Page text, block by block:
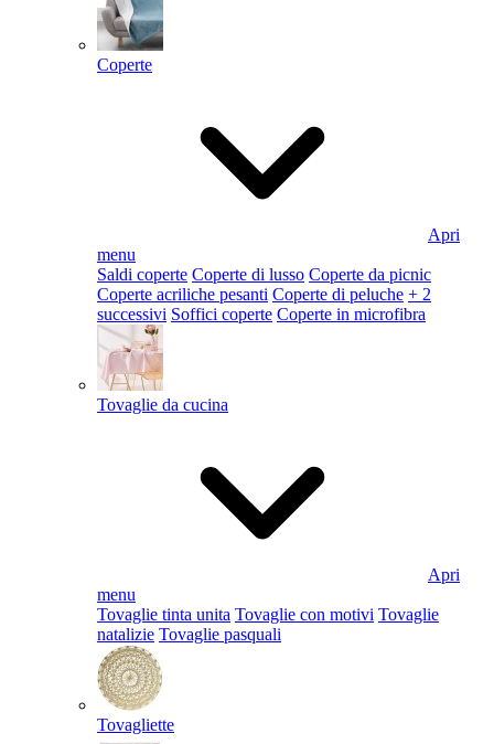
Coperte
Apri
menu
Saldi coperte Coperte di lusso Coperte da picnic
Coperte acriliche pesanti Coperte di peluche + 2
successivi Soffici coperte Coperte in microfibra
Tovaglie da cucina
Apri
menu
Tovaglie tinta unita Tovaglie con motivi Tovaglie
natalizie Tovaglie pasquali
Tovagliette